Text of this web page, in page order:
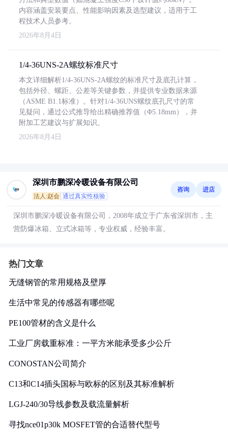
内容涵盖安装要点、性能影响因素及选型建议，适用于工
程技术人员参考。
2026年8月4日
1/4-36UNS-2A螺纹标准尺寸
本文详细解析1/4-36UNS-2A螺纹的标准尺寸及底孔计算，
包括外径、螺距、公差等关键参数，并提供专业数据来源
（ASME B1.1标准）。针对1/4-36UNS螺纹底孔尺寸的常
见疑问，通过公式推导给出精确推荐值（Φ5.18mm），并
附加工艺建议与扩展知识。
2026年8月4日
深圳市鹏深冷暖设备有限公司
法人:赵会 通过真实性核验
咨询 进店
深圳市鹏深冷暖设备有限公司，2008年成立于广东省深圳市，主
营防爆冰箱、立式冰箱等，专业权威，经验丰富。
热门文章
无缝钢管的常用规格及壁厚
生活中常见的传感器有哪些呢
PE100管材的含义是什么
工业厂房载重标准：一平方米能承受多少公斤
CONOSTAN公司简介
C13和C14插头国标与欧标的区别及其标准解析
LGJ-240/30导线参数及载流量解析
寻找nce01p30k MOSFET管的合适替代型号